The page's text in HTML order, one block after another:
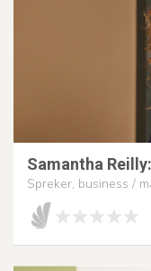
Samantha
Spreker, business /